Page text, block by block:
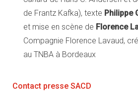
de Frantz Kafka), texte Philippe
et mise en scène de Florence
Compagnie Florence Lavaud,
au TNBA à Bordeaux
Contact presse SACD